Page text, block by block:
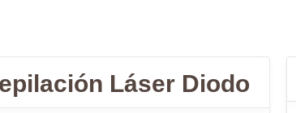
Láser Diodo